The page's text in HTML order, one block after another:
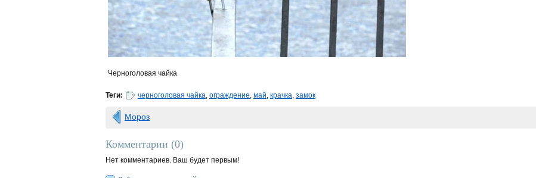
Черноголовая чайка
Теги: черноголовая чайка, ограждение, май, крачка, замок
Мороз
Комментарии (0)
Нет комментариев. Ваш будет первым!